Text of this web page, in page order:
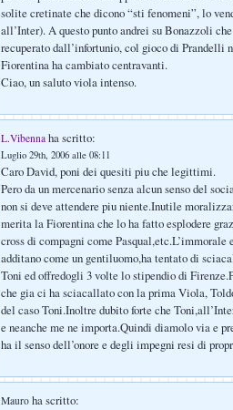
solite cretinate che dicono “sti fenomeni”, lo
all’Inter). A questo punto andrei su Bonazzoli
recuperato dall’infortunio, col gioco di Prandelli
Fiorentina ha cambiato centravanti.
Ciao, un saluto viola intenso.
L.Vibenna ha scritto:
Luglio 29th, 2006 alle 08:11
Caro David, poni dei quesiti piu che legittimi.
Pero da un mercenario senza alcun senso del
non si deve attendere piu niente.Inutile
merita la Fiorentina che lo ha fatto esplodere
cross di compagni come
additano come un gentiluomo,ha tentato di
Toni ed offredogli 3 volte lo stipendio di
che gia ci ha sciacallato con la prima Viola,
del caso Toni.Inoltre dubito forte che
e neanche me ne importa.Quindi diamolo via e
ha il senso dell’onore e degli impegni resi di
Mauro ha scritto: